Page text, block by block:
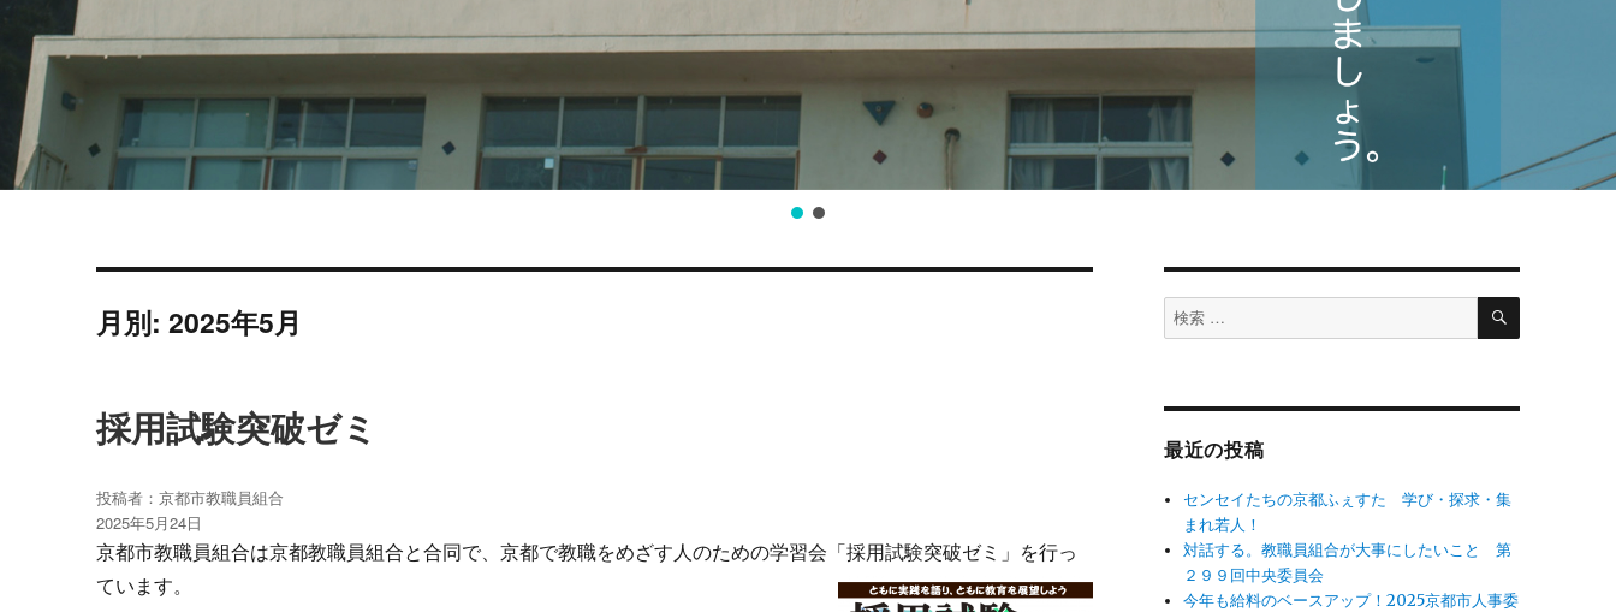
月別: 2025年5月
採用試験突破ゼミ
投稿者：京都市教職員組合
投
稿
2025年5月24日
京都市教職員組合は京都教職員組合と合同で、京都で教職をめざす人のための学習会「採用試験突破ゼミ」を行っ
ています。
検
索
検
最近の投稿
センセイたちの京都ふぇすた 学び・探求・集
まれ若人！
対話する。教職員組合が大事にしたいこと 第
２９９回中央委員会
今年も給料のベースアップ！2025京都市人事委